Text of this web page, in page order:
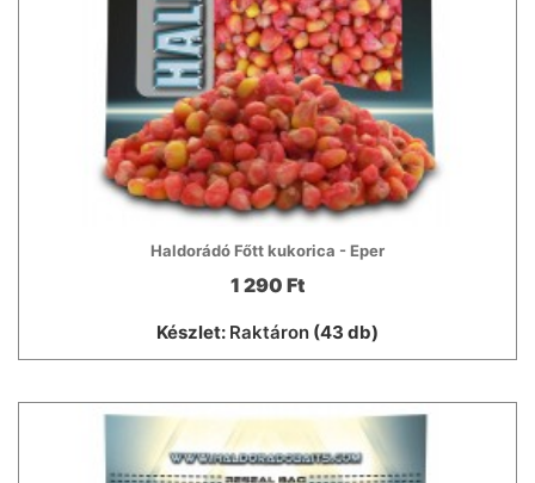
Haldorádó Főtt kukorica - Eper
1 290 Ft
Készlet: Raktáron (43 db)